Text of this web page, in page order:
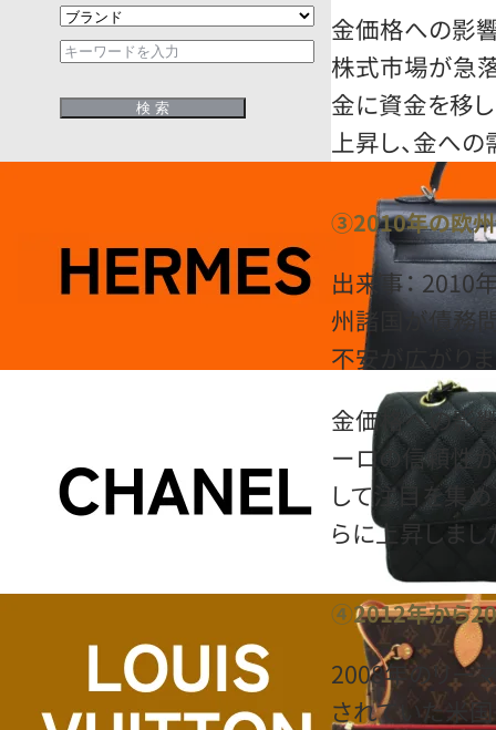
金価格への影響
株式市場が急
金に資金を移
上昇し、金へ
③2010年の欧
出来事： 2010
州諸国が債務
不安が広がりま
金価格への影
ーロの信頼性
して注目を集
らに上昇しまし
④2012年から
2008年のリー
されていた米